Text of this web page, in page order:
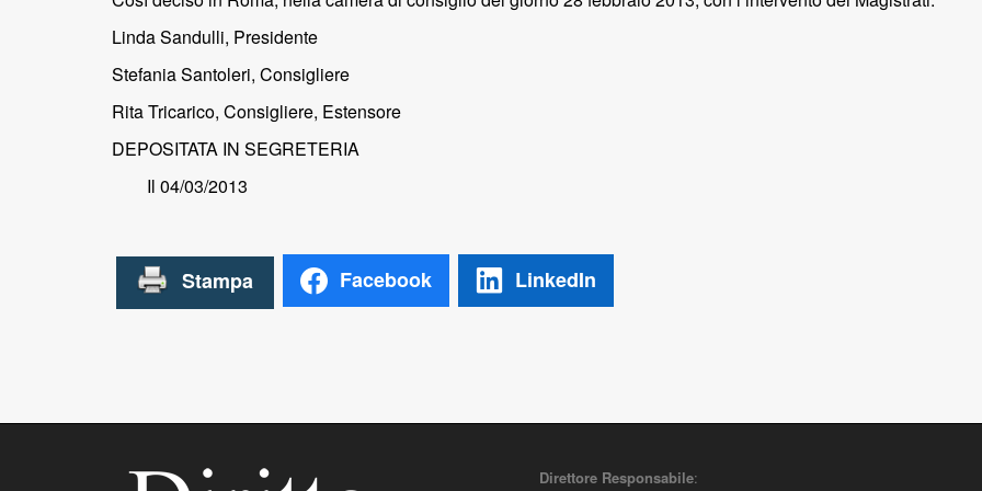
Linda Sandulli, Presidente
Stefania Santoleri, Consigliere
Rita Tricarico, Consigliere, Estensore
DEPOSITATA IN SEGRETERIA
Il 04/03/2013
Facebook LinkedIn
Direttore Responsabile: